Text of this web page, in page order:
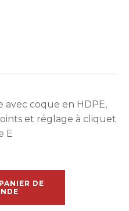
avec coque en HDPE,
et réglage à cliquet
E
DE